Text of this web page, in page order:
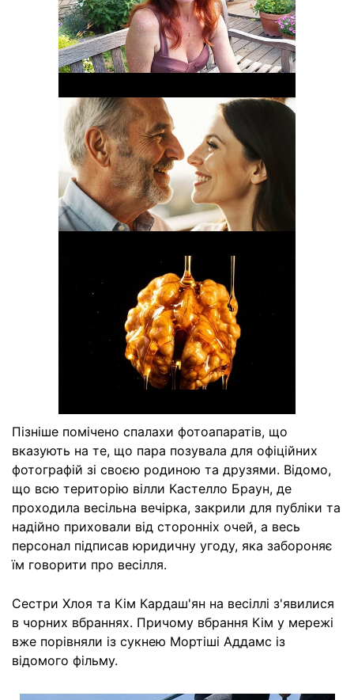
Пізніше помічено спалахи фотоапаратів, що
вказують на те, що пара позувала для офіційних
фотографій зі своєю родиною та друзями. Відомо,
що всю територію вілли Кастелло Браун, де
проходила весільна вечірка, закрили для публіки та
надійно приховали від сторонніх очей, а весь
персонал підписав юридичну угоду, яка забороняє
їм говорити про весілля.
Сестри Хлоя та Кім Кардаш'ян на весіллі з'явилися
в чорних вбраннях. Причому вбрання Кім у мережі
вже порівняли із сукнею Мортіші Аддамс із
відомого фільму.